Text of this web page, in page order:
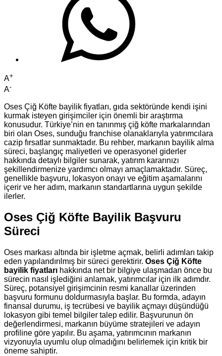
A+
A-
Oses Çiğ Köfte bayilik fiyatları, gıda sektöründe kendi işini
kurmak isteyen girişimciler için önemli bir araştırma
konusudur. Türkiye’nin en tanınmış çiğ köfte markalarından
biri olan Oses, sunduğu franchise olanaklarıyla yatırımcılara
cazip fırsatlar sunmaktadır. Bu rehber, markanın bayilik alma
süreci, başlangıç maliyetleri ve operasyonel giderler
hakkında detaylı bilgiler sunarak, yatırım kararınızı
şekillendirmenize yardımcı olmayı amaçlamaktadır. Süreç,
genellikle başvuru, lokasyon onayı ve eğitim aşamalarını
içerir ve her adım, markanın standartlarına uygun şekilde
ilerler.
Oses Çiğ Köfte Bayilik Başvuru
Süreci
Oses markası altında bir işletme açmak, belirli adımları takip
eden yapılandırılmış bir süreci gerektirir. Oses Çiğ Köfte
bayilik fiyatları hakkında net bir bilgiye ulaşmadan önce bu
sürecin nasıl işlediğini anlamak, yatırımcılar için ilk adımdır.
Süreç, potansiyel girişimcinin resmi kanallar üzerinden
başvuru formunu doldurmasıyla başlar. Bu formda, adayın
finansal durumu, iş tecrübesi ve bayilik açmayı düşündüğü
lokasyon gibi temel bilgiler talep edilir. Başvurunun ön
değerlendirmesi, markanın büyüme stratejileri ve adayın
profiline göre yapılır. Bu aşama, yatırımcının markanın
vizyonuyla uyumlu olup olmadığını belirlemek için kritik bir
öneme sahiptir.